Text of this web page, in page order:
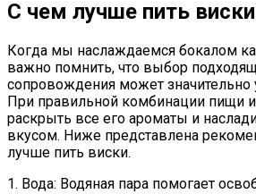
С чем лучше пить
Когда мы наслаждаемся бокалом
важно помнить, что выбор
сопровождения может
При правильной комбинации пищи
раскрыть все его ароматы и
вкусом. Ниже представлена
лучше пить виски.
1. Вода: Водяная пара помогает